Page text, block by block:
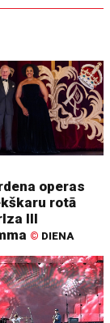
operas
rotā
III
© DIENA